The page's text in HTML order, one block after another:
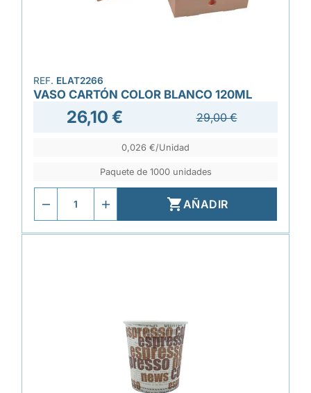
REF. ELAT2266
VASO CARTÓN COLOR BLANCO 120ML
26,10 € 29,00 €
0,026 €/Unidad
Paquete de 1000 unidades
AÑADIR